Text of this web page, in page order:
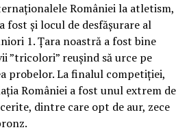
României la atletism,
fost şi locul de desfăşurare al
1. Ţara noastră a fost bine
”tricolori” reuşind să urce pe
probelor. La finalul competiţiei,
României a fost unul extrem de
dintre care opt de aur, zece